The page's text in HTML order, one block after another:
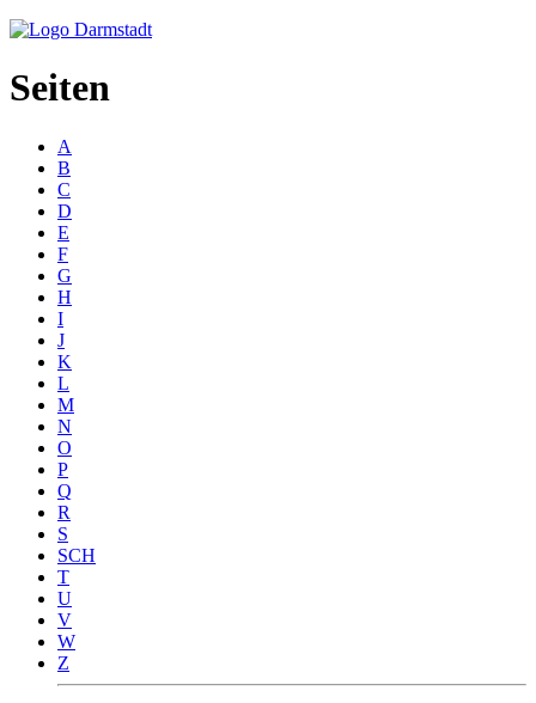
Seiten
A
B
C
D
E
F
G
H
I
J
K
L
M
N
O
P
Q
R
S
SCH
T
U
V
W
Z